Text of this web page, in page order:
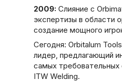
2009: Слияние с
экспертизы в области
создание мощного
Сегодня: Orbitalum
лидер, предлагающий
самых требовательных
ITW Welding.